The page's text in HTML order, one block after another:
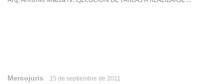
Mercojuris 15 de septiembre de 2011